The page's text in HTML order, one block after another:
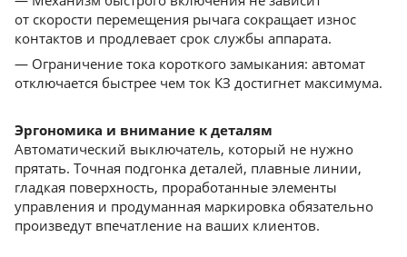
от скорости перемещения рычага сокращает износ
контактов и продлевает срок службы аппарата.
— Ограничение тока короткого замыкания: автомат
отключается быстрее чем ток КЗ достигнет максимума.
Эргономика и внимание к деталям
Автоматический выключатель, который не нужно
прятать. Точная подгонка деталей, плавные линии,
гладкая поверхность, проработанные элементы
управления и продуманная маркировка обязательно
произведут впечатление на ваших клиентов.